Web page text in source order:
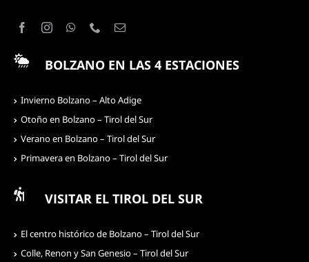
BOLZANO EN LAS 4 ESTACIONES
Invierno Bolzano – Alto Adige
Otoño en Bolzano – Tirol del Sur
Verano en Bolzano – Tirol del Sur
Primavera en Bolzano – Tirol del Sur
VISITAR EL TIROL DEL SUR
El centro histórico de Bolzano – Tirol del Sur
Colle, Renon y San Genesio – Tirol del Sur